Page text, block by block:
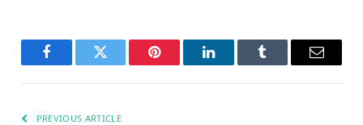
FacebookTwitter Pinterest LinkedInTumblr Email
PREVIOUS ARTICLE